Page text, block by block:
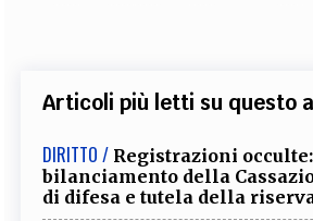
Articoli più letti su questo
DIRITTO / Registrazioni
bilanciamento della
di difesa e tutela della